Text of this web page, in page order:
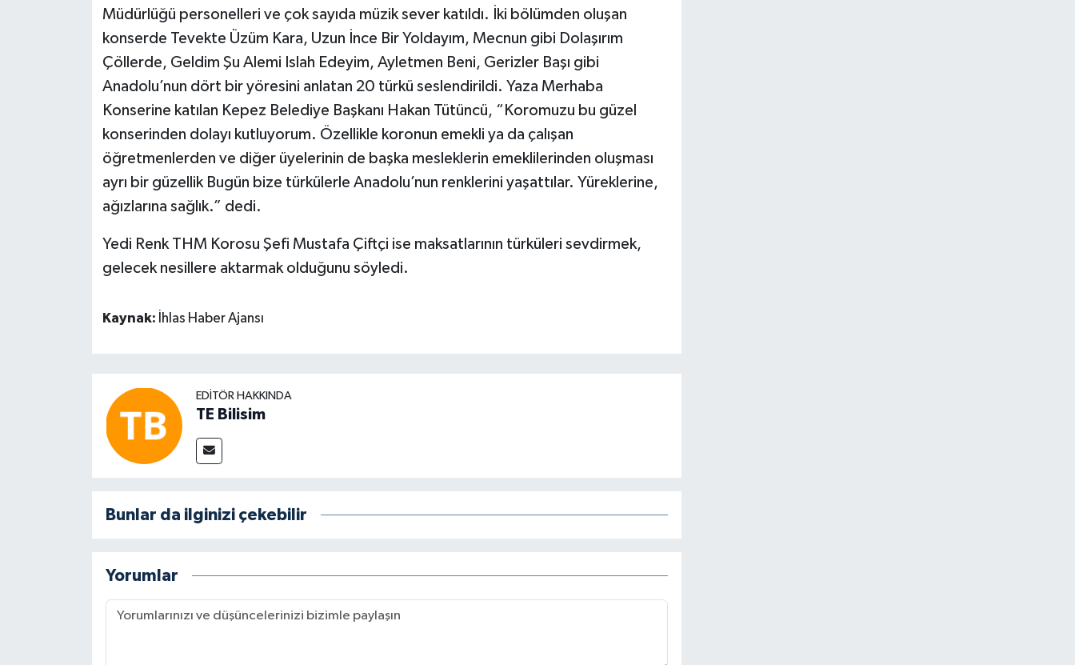
Müdürlüğü personelleri ve çok sayıda müzik sever katıldı. İki bölümden oluşan
konserde Tevekte Üzüm Kara, Uzun İnce Bir Yoldayım, Mecnun gibi Dolaşırım
Çöllerde, Geldim Şu Alemi Islah Edeyim, Ayletmen Beni, Gerizler Başı gibi
Anadolu’nun dört bir yöresini anlatan 20 türkü seslendirildi. Yaza Merhaba
Konserine katılan Kepez Belediye Başkanı Hakan Tütüncü, “Koromuzu bu güzel
konserinden dolayı kutluyorum. Özellikle koronun emekli ya da çalışan
öğretmenlerden ve diğer üyelerinin de başka mesleklerin emeklilerinden oluşması
ayrı bir güzellik Bugün bize türkülerle Anadolu’nun renklerini yaşattılar. Yüreklerine,
ağızlarına sağlık.” dedi.
Yedi Renk THM Korosu Şefi Mustafa Çiftçi ise maksatlarının türküleri sevdirmek,
gelecek nesillere aktarmak olduğunu söyledi.
Kaynak: İhlas Haber Ajansı
EDITÖR HAKKINDA
TE Bilisim
Bunlar da ilginizi çekebilir
Yorumlar